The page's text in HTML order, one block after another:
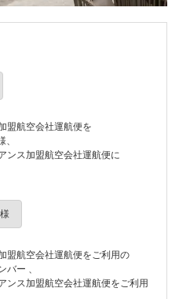
盟航空会社運航便を
ンス加盟航空会社運航便に
盟航空会社運航便をご利用の
バー 、
ンス加盟航空会社運航便をご利用